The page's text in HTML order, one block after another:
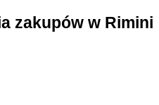
zakupów w Rimini